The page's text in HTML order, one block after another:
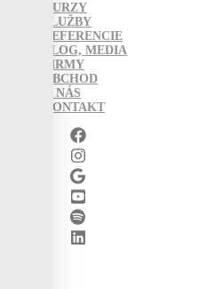
KURZY
SLUŽBY
REFERENCIE
BLOG, MEDIA
FIRMY
OBCHOD
O NÁS
KONTAKT